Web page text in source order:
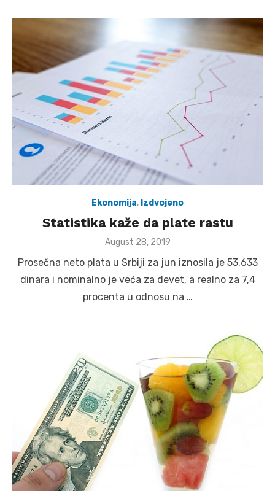
Ekonomija, Izdvojeno
Statistika kaže da plate rastu
Posted
August 28, 2019
Prosečna neto plata u Srbiji za jun iznosila je 53.633
dinara i nominalno je veća za devet, a realno za 7,4
procenta u odnosu na …